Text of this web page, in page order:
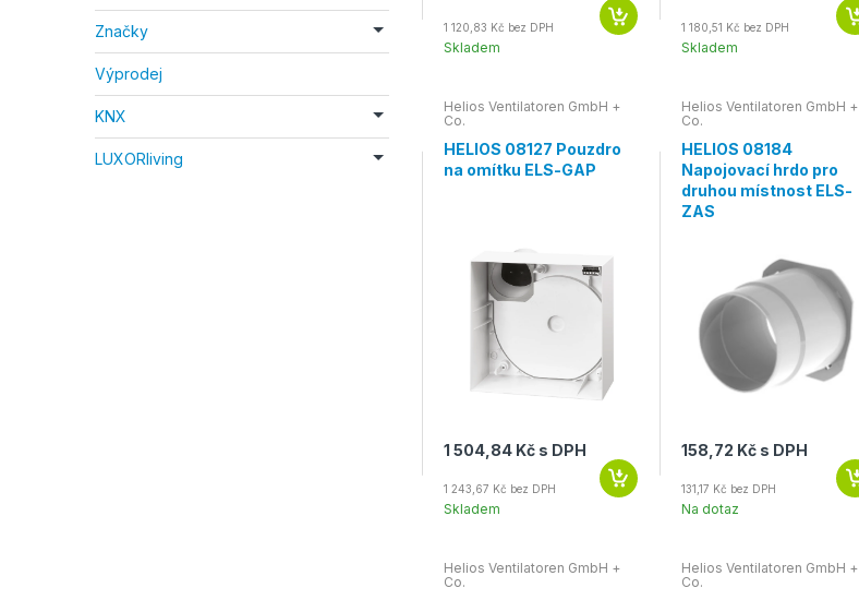
Značky
Výprodej
KNX
LUXORliving
1 120,83 Kč bez DPH
Skladem
1 180,51 Kč bez DPH
Skladem
Helios Ventilatoren GmbH +
Co.
HELIOS 08127 Pouzdro
na omítku ELS-GAP
1 504,84 Kč s DPH
1 243,67 Kč bez DPH
Skladem
Helios Ventilatoren GmbH +
Co.
HELIOS 08184
Napojovací hrdo pro
druhou místnost ELS-
ZAS
158,72 Kč s DPH
131,17 Kč bez DPH
Na dotaz
Helios Ventilatoren GmbH +
Co.
Helios Ventilatoren GmbH +
Co.